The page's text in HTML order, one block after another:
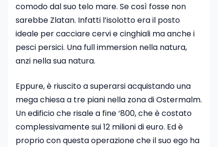
comodo dal suo telo mare. Se così fosse non
sarebbe Zlatan. Infatti l’isolotto era il posto
ideale per cacciare cervi e cinghiali ma anche i
pesci persici. Una full immersion nella natura,
anzi nella sua natura.
Eppure, è riuscito a superarsi acquistando una
mega chiesa a tre piani nella zona di Ostermalm.
Un edificio che risale a fine ‘800, che è costato
complessivamente sui 12 milioni di euro. Ed è
proprio con questa operazione che il suo ego ha